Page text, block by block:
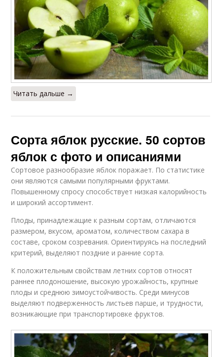
Читать дальше →
Сорта яблок русские. 50 сортов
яблок с фото и описаниями
Сортовое разнообразие яблок поражает. По статистике
они являются самыми популярными фруктами.
Повышенному спросу способствует низкая калорийность
и широкий ассортимент.
Плоды, принадлежащие к разным сортам, отличаются
размером, вкусом, ароматом, количеством сахара в
составе, сроком созревания. Ориентируясь на последний
критерий, выделяют поздние и ранние сорта.
К положительным свойствам летних сортов относят
раннее плодоношение, высокую урожайность, крупные
плоды и среднюю зимоустойчивость. Среди минусов
выделяют подверженность листьев парше, и трудности,
возникающие при транспортировке фруктов.